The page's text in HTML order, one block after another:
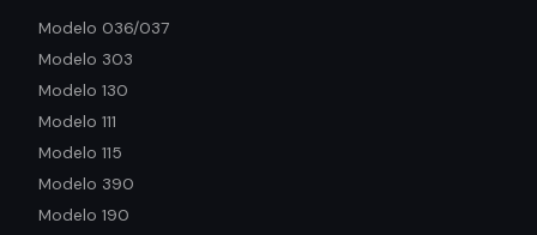
Modelo 036/037
Modelo 303
Modelo 130
Modelo 111
Modelo 115
Modelo 390
Modelo 190